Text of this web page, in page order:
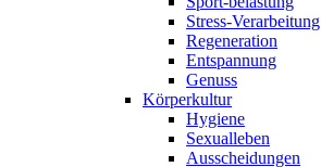
Stress-Verarbeitung
Regeneration
Entspannung
Genuss
Körperkultur
Hygiene
Sexualleben
Ausscheidungen